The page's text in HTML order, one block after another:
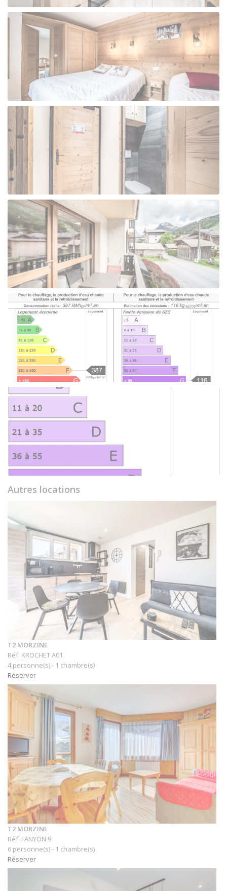
Autres locations
T2 MORZINE
Réf. KROCHET A01
4 personne(s) - 1 chambre(s)
Réserver
T2 MORZINE
Réf. FANYON 9
6 personne(s) - 1 chambre(s)
Réserver